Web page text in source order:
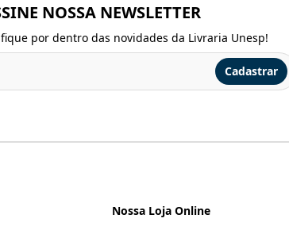
NOSSA NEWSLETTER
por dentro das novidades da Livraria Unesp!
Cadastrar
Nossa Loja Online